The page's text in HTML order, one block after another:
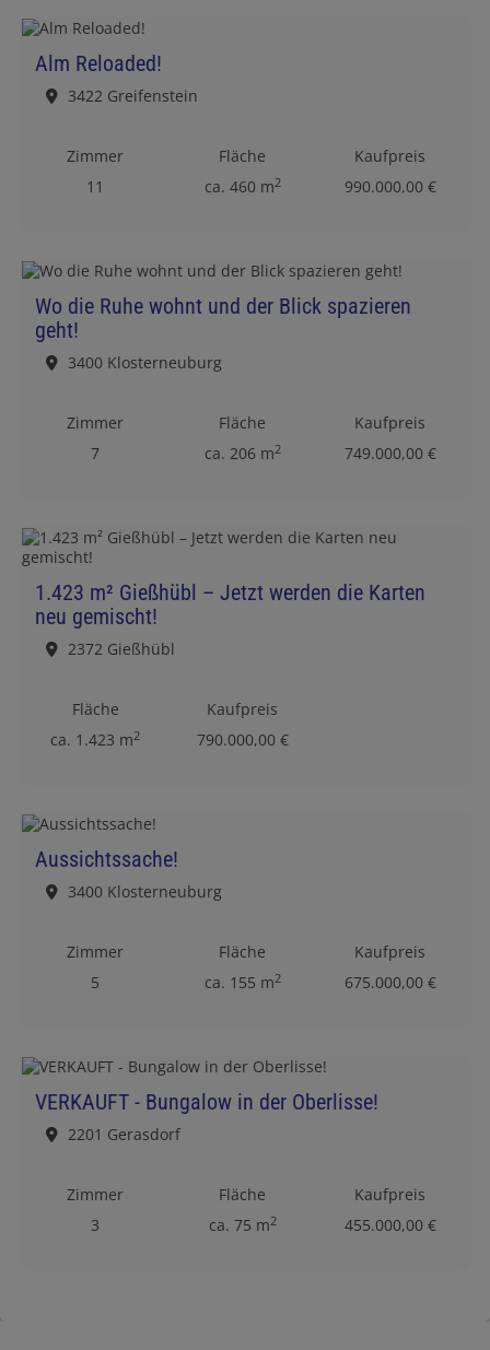
Alm Reloaded!
3422 Greifenstein
Zimmer
11
Fläche
ca. 460 m2
Kaufpreis
990.000,00 €
Wo die Ruhe wohnt und der Blick spazieren
geht!
3400 Klosterneuburg
Zimmer
7
Fläche
ca. 206 m2
Kaufpreis
749.000,00 €
1.423 m² Gießhübl – Jetzt werden die Karten
neu gemischt!
2372 Gießhübl
Fläche
ca. 1.423 m2
Kaufpreis
790.000,00 €
Aussichtssache!
3400 Klosterneuburg
Zimmer
5
Fläche
ca. 155 m2
Kaufpreis
675.000,00 €
VERKAUFT - Bungalow in der Oberlisse!
2201 Gerasdorf
Zimmer
3
Fläche
ca. 75 m2
Kaufpreis
455.000,00 €